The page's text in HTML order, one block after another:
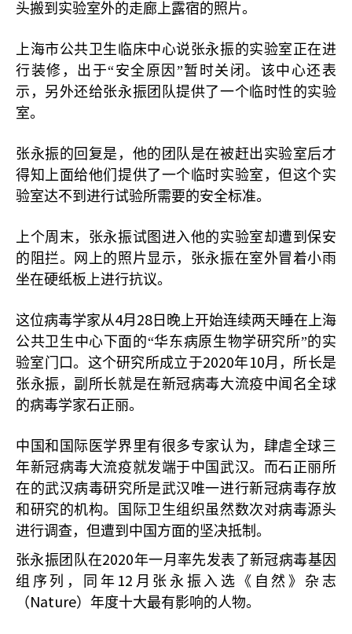
头搬到实验室外的走廊上露宿的照片。
上海市公共卫生临床中心说张永振的实验室正在进
行装修，出于“安全原因”暂时关闭。该中心还表
示，另外还给张永振团队提供了一个临时性的实验
室。
张永振的回复是，他的团队是在被赶出实验室后才
得知上面给他们提供了一个临时实验室，但这个实
验室达不到进行试验所需要的安全标准。
上个周末，张永振试图进入他的实验室却遭到保安
的阻拦。网上的照片显示，张永振在室外冒着小雨
坐在硬纸板上进行抗议。
这位病毒学家从4月 28 日晚上开始连续两天睡在上海
公共卫生中心下面的“华东病原生物学研究所”的实
验室门口。这个研究所成立于2020年10月，所长是
张永振，副所长就是在新冠病毒大流疫中闻名全球
的病毒学家石正丽。
中国和国际医学界里有很多专家认为，肆虐全球三
年新冠病毒大流疫就发端于中国武汉。而石正丽所
在的武汉病毒研究所是武汉唯一进行新冠病毒存放
和研究的机构。国际卫生组织虽然数次对病毒源头
进行调查，但遭到中国方面的坚决抵制。
张永振团队在2020年一月率先发表了新冠病毒基因
组序列，同年 12 月张永振入选《自然》杂志
（ Nature）年度十大最有影响的人物。